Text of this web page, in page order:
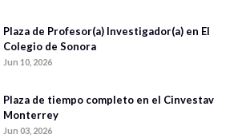
Plaza de Profesor(a) Investigador(a) en El
Colegio de Sonora
Jun 10, 2026
Plaza de tiempo completo en el Cinvestav
Monterrey
Jun 03, 2026